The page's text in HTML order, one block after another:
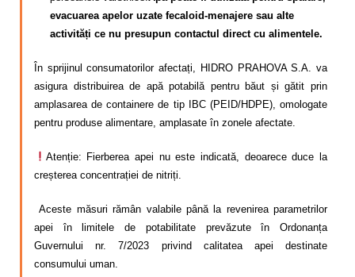
evacuarea apelor uzate fecaloid-menajere sau alte
activități ce nu presupun contactul direct cu alimentele.
În sprijinul consumatorilor afectați, HIDRO PRAHOVA S.A. va
asigura distribuirea de apă potabilă pentru băut și gătit prin
amplasarea de containere de tip IBC (PEID/HDPE), omologate
pentru produse alimentare, amplasate în zonele afectate.
Atenție: Fierberea apei nu este indicată, deoarece duce la
creșterea concentrației de nitriți.
Aceste măsuri rămân valabile până la revenirea parametrilor
apei în limitele de potabilitate prevăzute în Ordonanța
Guvernului nr. 7/2023 privind calitatea apei destinate
consumului uman.